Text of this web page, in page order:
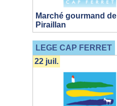
Marché gourmand de
Piraillan
LEGE CAP FERRET
22 juil.